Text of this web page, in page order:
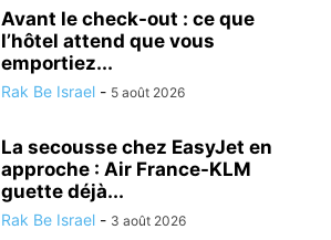
Avant le check-out : ce que
l’hôtel attend que vous
emportiez...
Rak Be Israel - 5 août 2026
La secousse chez EasyJet en
approche : Air France-KLM
guette déjà...
Rak Be Israel - 3 août 2026